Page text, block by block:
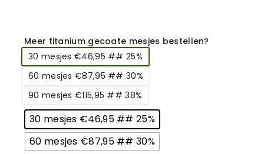
Meer titanium gecoate mesjes bestellen?
30 mesjes €46,95 ## 25%
60 mesjes €87,95 ## 30%
90 mesjes €115,95 ## 38%
30 mesjes €46,95 ## 25%
60 mesjes €87,95 ## 30%